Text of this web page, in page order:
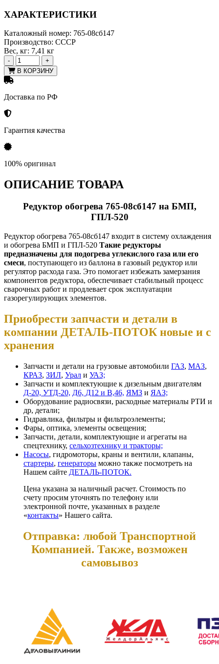
ХАРАКТЕРИСТИКИ
Каталожный номер: 765-08сб147
Производство: СССР
Вес, кг: 7,41 кг
-
+
В КОРЗИНУ
Доставка по РФ
Гарантия качества
100% оригинал
ОПИСАНИЕ ТОВАРА
Редуктор обогрева 765-08сб147 на БМП,
ГПЛ-520
Редуктор обогрева 765-08сб147 входит в систему охлаждения
и обогрева БМП и ГПЛ-520 Такие редукторы
предназначены для подогрева углекислого газа или его
смеси, поступающего из баллона в газовый редуктор или
регулятор расхода газа. Это помогает избежать замерзания
компонентов редуктора, обеспечивает стабильный процесс
сварочных работ и продлевает срок эксплуатации
газорегулирующих элементов.
Приобрести запчасти и детали в
компании ДЕТАЛЬ-ПОТОК новые и с
хранения
Запчасти и детали на грузовые автомобили ГАЗ, МАЗ,
КРАЗ, ЗИЛ, Урал и УАЗ;
Запчасти и комплектующие к дизельным двигателям
Д-20, УТД-20, Д6, Д12 и В,46, ЯМЗ и ЯАЗ;
Оборудование радиосвязи, расходные материалы РТИ и
др, детали;
Гидравлика, фильтры и фильтроэлементы;
Фары, оптика, элементы освещения;
Запчасти, детали, комплектующие и агрегаты на
спецтехнику, сельхозтехнику и тракторы;
Насосы, гидромоторы, краны и вентили, клапаны,
стартеры, генераторы можно также посмотреть на
Нашем сайте ДЕТАЛЬ-ПОТОК.
Цена указана за наличный расчет. Стоимость по
счету просим уточнять по телефону или
электронной почте, указанных в разделе
«контакты» Нашего сайта.
Отправка: любой Транспортной
Компанией. Также, возможен
самовывоз